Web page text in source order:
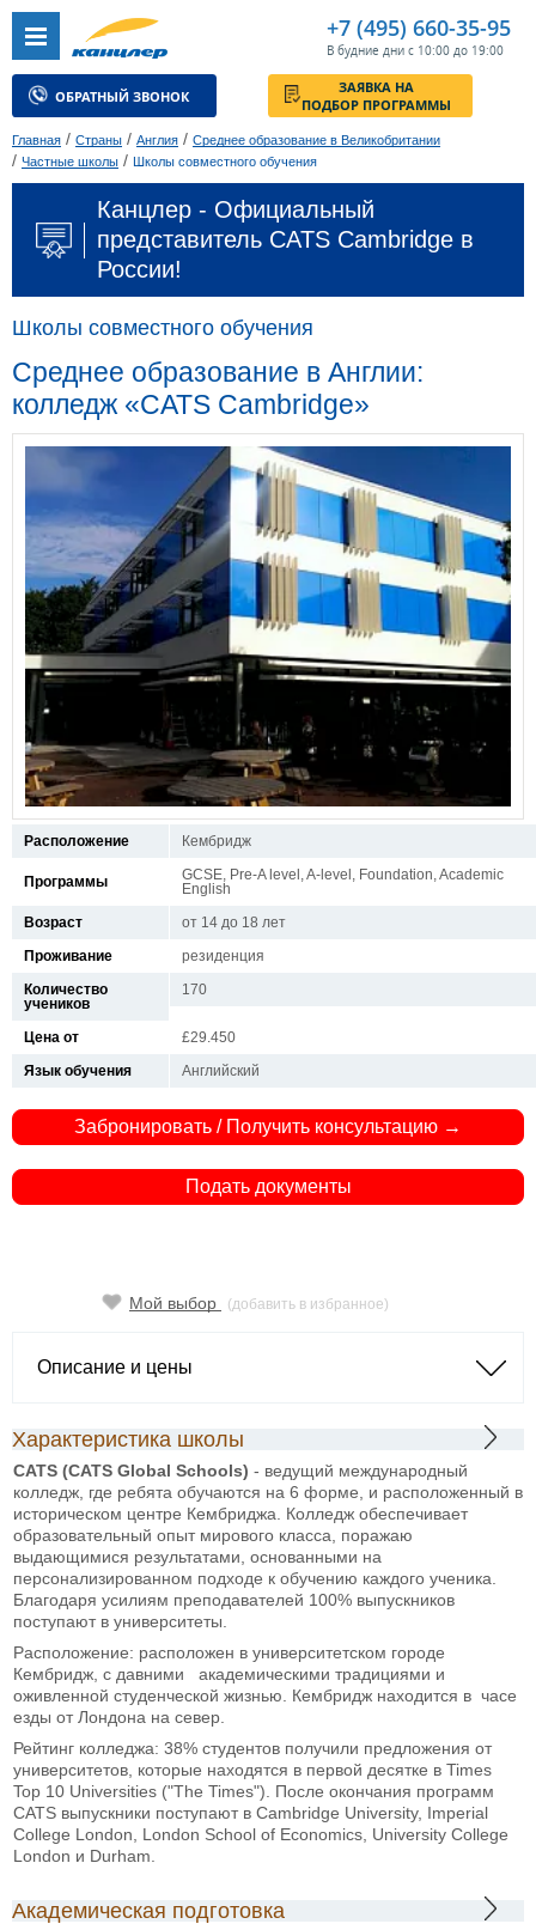
+7 (495) 660-35-95
В будние дни с 10:00 до 19:00
ОБРАТНЫЙ ЗВОНОК
ЗАЯВКА НА
ПОДБОР ПРОГРАММЫ
Главная / Страны / Англия / Среднее образование в Великобритании
/ Частные школы / Школы совместного обучения
Канцлер - Официальный
представитель CATS Cambridge в
России!
Школы совместного обучения
Среднее образование в Англии:
колледж «CATS Cambridge»
Расположение Кембридж
Программы
GCSE, Pre-A level, A-level, Foundation, Academic
English
Возраст
от 14 до 18 лет
Проживание
резиденция
Количество
учеников
170
Цена от
£29.450
Язык обучения
Английский
Забронировать / Получить консультацию →
Подать документы
Мой выбор (добавить в избранное)
Описание и цены
Характеристика школы
CATS (CATS Global Schools) - ведущий международный
колледж, где ребята обучаются на 6 форме, и расположенный в
историческом центре Кембриджа. Колледж обеспечивает
образовательный опыт мирового класса, поражаю
выдающимися результатами, основанными на
персонализированном подходе к обучению каждого ученика.
Благодаря усилиям преподавателей 100% выпускников
поступают в университеты.
Расположение: расположен в университетском городе
Кембридж, с давними академическими традициями и
оживленной студенческой жизнью. Кембридж находится в часе
езды от Лондона на север.
Рейтинг колледжа: 38% студентов получили предложения от
университетов, которые находятся в первой десятке в Times
Top 10 Universities ("The Times"). После окончания программ
CATS выпускники поступают в Cambridge University, Imperial
College London, London School of Economics, University College
London и Durham.
Академическая подготовка